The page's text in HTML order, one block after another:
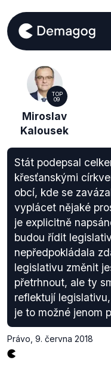
TOP
09
Miroslav
Kalousek
Stát podepsal
křesťanskými
obcí, kde se
vyplácet nějaké
je explicitně
budou řídit
nepředpokládala
legislativu změnit
přetrhnout, ale ty
reflektují
je to možné jenom
Právo 9. června 2018